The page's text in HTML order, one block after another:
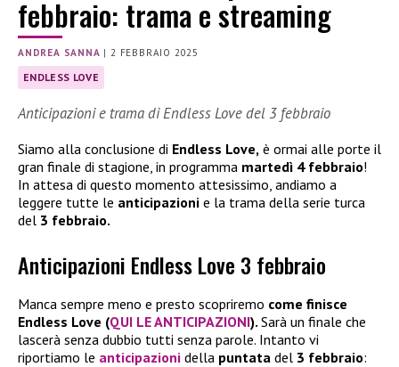
febbraio: trama e streaming
ANDREA SANNA | 2 FEBBRAIO 2025
ENDLESS LOVE
Anticipazioni e trama di Endless Love del 3 febbraio
Siamo alla conclusione di Endless Love, è ormai alle porte il
gran finale di stagione, in programma martedì 4 febbraio!
In attesa di questo momento attesissimo, andiamo a
leggere tutte le anticipazioni e la trama della serie turca
del 3 febbraio.
Anticipazioni Endless Love 3 febbraio
Manca sempre meno e presto scopriremo come finisce
Endless Love (QUI LE ANTICIPAZIONI). Sarà un finale che
lascerà senza dubbio tutti senza parole. Intanto vi
riportiamo le anticipazioni della puntata del 3 febbraio: